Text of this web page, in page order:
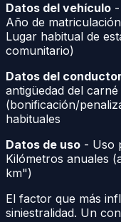
Datos del vehículo
Año de
Lugar habitual de
comunitario)
Datos del conductor
antigüedad del
(bonificación/
habituales
Datos de uso - Uso
Kilómetros anuales
km")
El factor que más
siniestralidad. Un